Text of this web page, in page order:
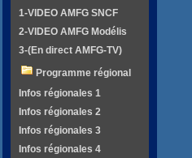
1-VIDEO AMFG SNCF
2-VIDEO AMFG Modélis
3-(En direct AMFG-TV)
Programme régional
Infos régionales 1
Infos régionales 2
Infos régionales 3
Infos régionales 4